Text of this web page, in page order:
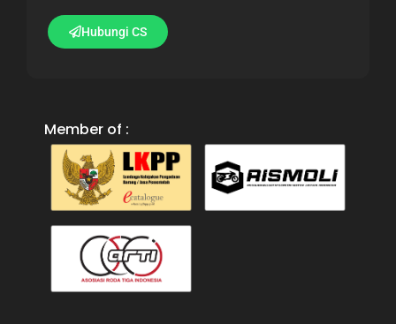
Hubungi CS
Member of :